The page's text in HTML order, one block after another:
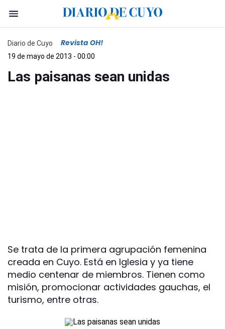
Diario de Cuyo Revista OH!
19 de mayo de 2013 - 00:00
Las paisanas sean unidas
Se trata de la primera agrupación femenina
creada en Cuyo. Está en Iglesia y ya tiene
medio centenar de miembros. Tienen como
misión, promocionar actividades gauchas, el
turismo, entre otras.